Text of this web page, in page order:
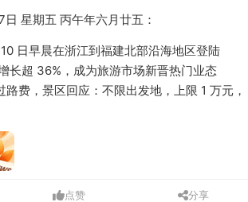
星期五 丙午年六月廿五：
日早晨在浙江到福建北部沿海地区登陆
长超 36%，成为旅游市场新晋热门业态
费，景区回应：不限出发地，上限 1 万元，
点赞 分享